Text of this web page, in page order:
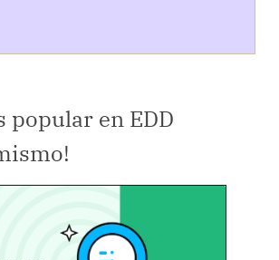
popular en EDD